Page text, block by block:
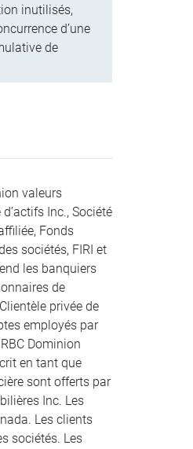
inutilisés,
d’une
de
valeurs
Inc., Société
Fonds
sociétés, FIRI et
les banquiers
de
privée de
employés par
Dominion
en tant que
sont offerts par
Inc. Les
Les clients
sociétés. Les